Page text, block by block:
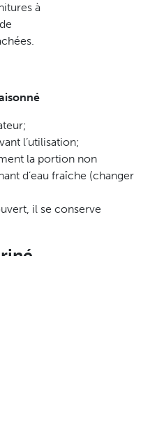
à
l’utilisation;
la portion non
d’eau fraîche (changer
il se conserve